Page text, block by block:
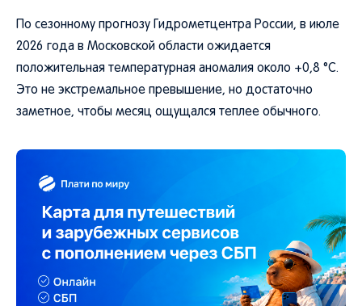
По сезонному прогнозу Гидрометцентра России, в июле
2026 года в Московской области ожидается
положительная температурная аномалия около +0,8 °C.
Это не экстремальное превышение, но достаточно
заметное, чтобы месяц ощущался теплее обычного.